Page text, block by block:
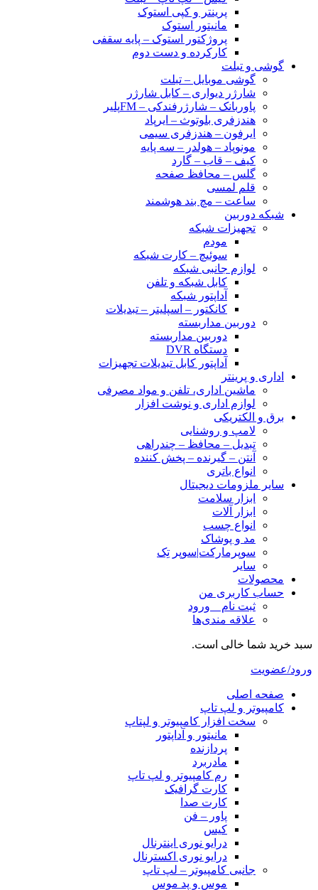
پرینتر و کپی استوک
مانیتور استوک
پروژکتور استوک – پایه سقفی
کارکرده و دست دوم
گوشی و تبلت
گوشی موبایل – تبلت
شارژر دیواری – کابل شارژر
پاوربانک – شارژرفندکی – FMپلیر
هندزفری بلوتوث – ایرپاد
ایرفون – هندزفری سیمی
مونوپاد – هولدر – سه پایه
کیف – قاب – گارد
گلس – محافظ صفحه
قلم لمسی
ساعت – مچ بند هوشمند
شبکه دوربین
تجهیزات شبکه
مودم
سوئیچ – کارت شبکه
لوازم جانبی شبکه
کابل شبکه و تلفن
آداپتور شبکه
کانکتور – اسپلیتر – تبدیلات
دوربین مداربسته
دوربین مداربسته
دستگاه DVR
آداپتور کابل تبدیلات تجهیزات
اداری و پرینتر
ماشین اداری، تلفن و مواد مصرفی
لوازم اداری و نوشت افزار
برق و الکتریکی
لامپ و روشنایی
تبدیل – محافظ – چندراهی
آنتن – گیرنده – پخش کننده
انواع باتری
سایر ملزومات دیجیتال
ابزار سلامت
ابزار آلات
انواع چسب
مد و پوشاک
سوپرمارکت|سوپر تِک
سایر
محصولات
حساب کاربری من
ثبت نام _ ورود
علاقه مندی‌ها
سبد خرید شما خالی است.
ورود/عضویت
صفحه اصلی
کامپیوتر و‌‌‌‌‌ لپ تاپ
سخت افزار کامپیوتر و لپتاپ
مانیتور و آداپتور
پردازنده
مادربرد
رم کامپیوتر و لپ تاپ
کارت گرافیک
کارت صدا
پاور – فن
کیس
درایو نوری اینترنال
درایو نوری اکسترنال
جانبی کامپیوتر – لپ تاپ
موس و پد موس